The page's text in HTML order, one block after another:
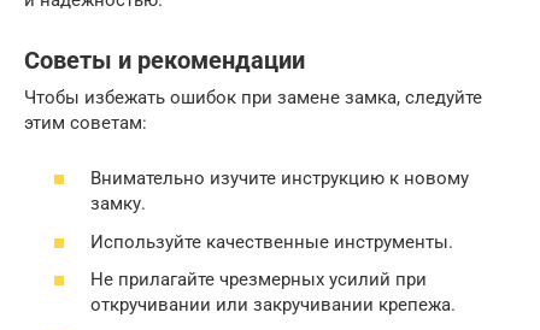
Советы и рекомендации
Чтобы избежать ошибок при замене замка, следуйте
этим советам:
Внимательно изучите инструкцию к новому
замку.
Используйте качественные инструменты.
Не прилагайте чрезмерных усилий при
откручивании или закручивании крепежа.